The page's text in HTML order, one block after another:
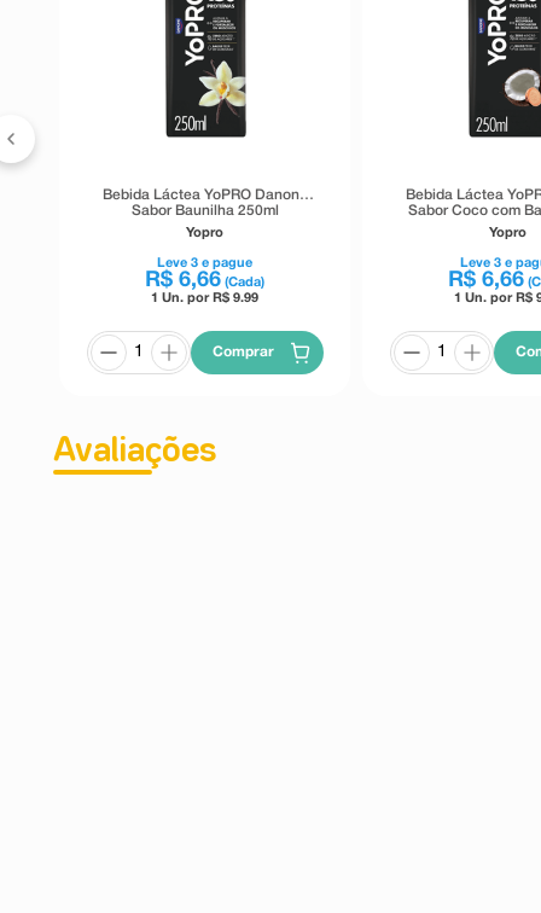
Bebida Láctea YoPRO Danone
Sabor Baunilha 250ml
Yopro
Leve3 e pague
R$ 6,66 (Cada)
1 Un. por R$9.99
Comprar
Bebida Láctea
Sabor Coco com
250ml
Yopro
Leve3 e
R$ 6,66
1 Un. por R$
Avaliações